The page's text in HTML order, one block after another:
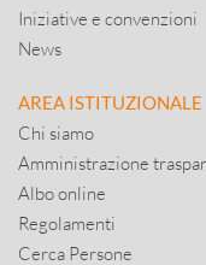
Iniziative e convenzioni
News
AREA ISTITUZIONALE
Chi siamo
Amministrazione
Albo online
Regolamenti
Cerca Persone